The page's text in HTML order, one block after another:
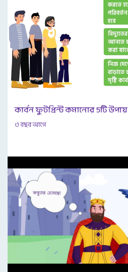
কার্বন ফুটপ্রিন্ট কমানোর 5টি উপায়
৩ বছর আগে